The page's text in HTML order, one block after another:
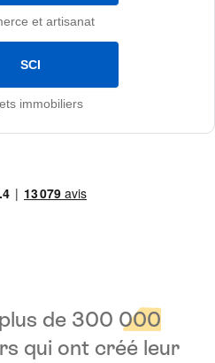
et artisanat
SCI
immobiliers
de 300 000
qui ont créé leur